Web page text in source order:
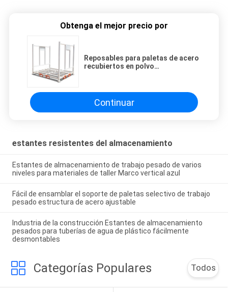
Obtenga el mejor precio por
Reposables para paletas de acero
recubiertos en polvo
mercancías
Continuar
estantes resistentes del almacenamiento
Estantes de almacenamiento de trabajo pesado de varios
niveles para materiales de taller Marco vertical azul
Fácil de ensamblar el soporte de paletas selectivo de trabajo
pesado estructura de acero ajustable
Industria de la construcción Estantes de almacenamiento
pesados para tuberías de agua de plástico fácilmente
desmontables
Categorías Populares Todos